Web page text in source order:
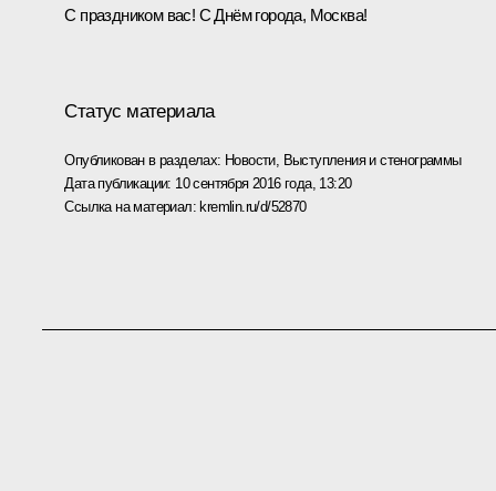
С праздником вас! С Днём города, Москва!
Статус материала
Опубликован в разделах: Новости, Выступления и стенограммы
Дата публикации: 10 сентября 2016 года, 13:20
Ссылка на материал: kremlin.ru/d/52870